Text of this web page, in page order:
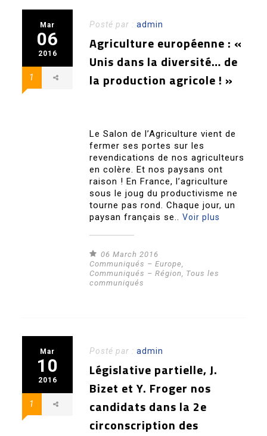
Mar
06
2016
1
Posté par :admin
Agriculture européenne : «
Unis dans la diversité… de
la production agricole ! »
Le Salon de l’Agriculture vient de
fermer ses portes sur les
revendications de nos agriculteurs
en colère. Et nos paysans ont
raison ! En France, l’agriculture
sous le joug du productivisme ne
tourne pas rond. Chaque jour, un
paysan français se..Voir plus
06 March 2016
Communiqués – Europe,
Communiqués – Région, Tous les
communiqués
Mar
10
2016
1
Posté par :admin
Législative partielle, J.
Bizet et Y. Froger nos
candidats dans la 2e
circonscription des